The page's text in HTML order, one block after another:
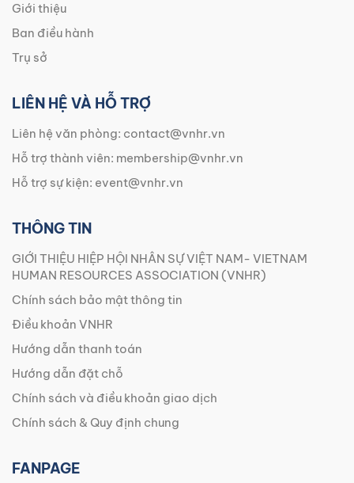
Giới thiệu
Ban điều hành
Trụ sở
LIÊN HỆ VÀ HỖ TRỢ
Liên hệ văn phòng: contact@vnhr.vn
Hỗ trợ thành viên: membership@vnhr.vn
Hỗ trợ sự kiện: event@vnhr.vn
THÔNG TIN
GIỚI THIỆU HIỆP HỘI NHÂN SỰ VIỆT NAM- VIETNAM
HUMAN RESOURCES ASSOCIATION (VNHR)
Chính sách bảo mật thông tin
Điều khoản VNHR
Hướng dẫn thanh toán
Hướng dẫn đặt chỗ
Chính sách và điều khoản giao dịch
Chính sách & Quy định chung
FANPAGE